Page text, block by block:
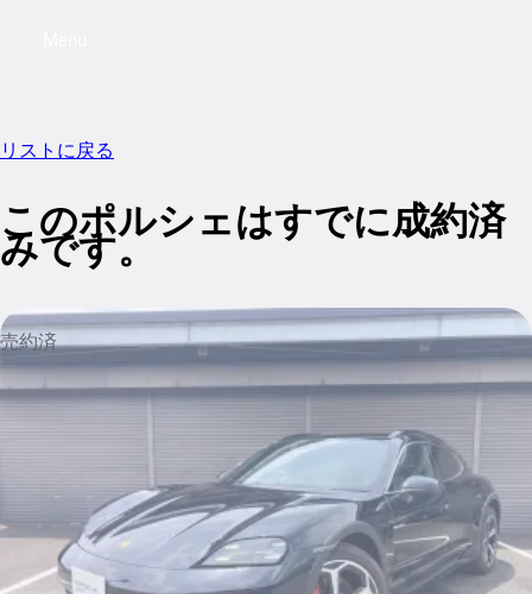
リストに戻る
このポルシェはすでに成約済
みです。
売約済